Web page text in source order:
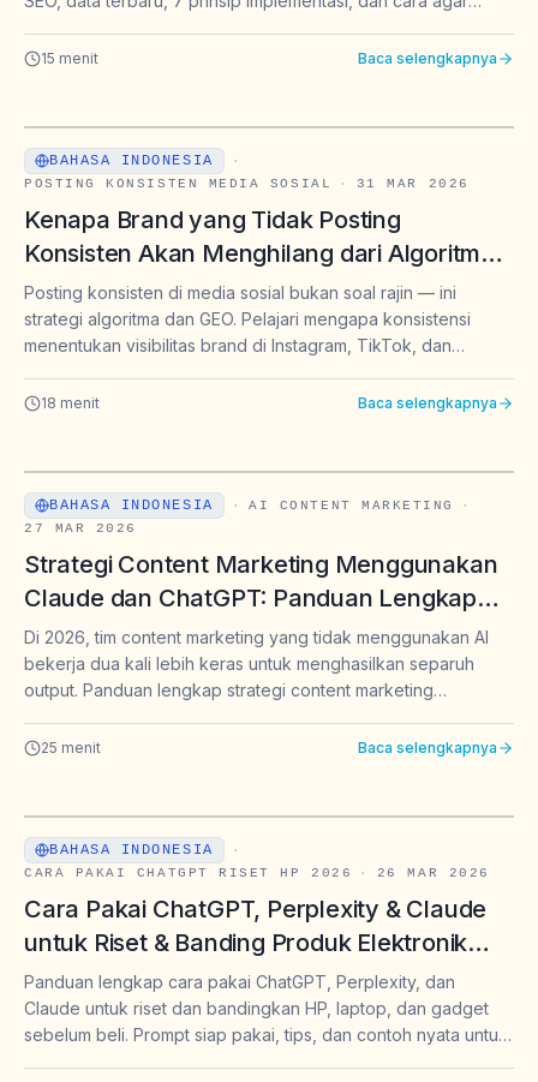
15 menit Baca selengkapnya
BAHASA INDONESIA
·
POSTING KONSISTEN MEDIA SOSIAL
· 31 MAR 2026
Kenapa Brand yang Tidak Posting
Konsisten Akan Menghilang dari Algoritma
— dan dari Jawaban AI
Posting konsisten di media sosial bukan soal rajin — ini
strategi algoritma dan GEO. Pelajari mengapa konsistensi
menentukan visibilitas brand di Instagram, TikTok, dan
18 menit Baca selengkapnya
BAHASA INDONESIA · AI CONTENT MARKETING
·
27 MAR 2026
Strategi Content Marketing Menggunakan
Claude dan ChatGPT: Panduan Lengkap
untuk Brand & Marketer Indonesia 2026
Di 2026, tim content marketing yang tidak menggunakan AI
bekerja dua kali lebih keras untuk menghasilkan separuh
output. Panduan lengkap strategi content marketing
2026 — dengan prompt siap pakai, workflow, dan tips GEO
25 menit Baca selengkapnya
BAHASA INDONESIA
·
CARA PAKAI CHATGPT RISET HP 2026
· 26 MAR 2026
Cara Pakai ChatGPT, Perplexity & Claude
untuk Riset & Banding Produk Elektronik
2026 | Intura
Panduan lengkap cara pakai ChatGPT, Perplexity, dan
Claude untuk riset dan bandingkan HP, laptop, dan gadget
sebelum beli. Prompt siap pakai, tips, dan contoh nyata untuk